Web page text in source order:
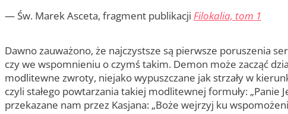
— Św. Marek Asceta, fragment publikacji Filokalia, tom 1
Dawno zauważono, że najczystsze są pierwsze poruszenia
czy we wspomnieniu o czymś takim. Demon może zacząć
modlitewne zwroty, niejako wypuszczane jak strzały w
czyli stałego powtarzania takiej modlitewnej formuły: „Panie
przekazane nam przez Kasjana: „Boże wejrzyj ku